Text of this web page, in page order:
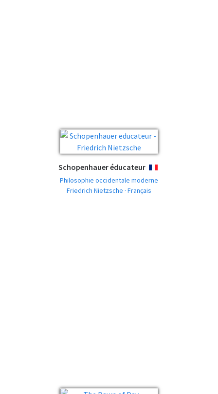
Schopenhauer éducateur
Philosophie occidentale moderne
Friedrich Nietzsche · Français